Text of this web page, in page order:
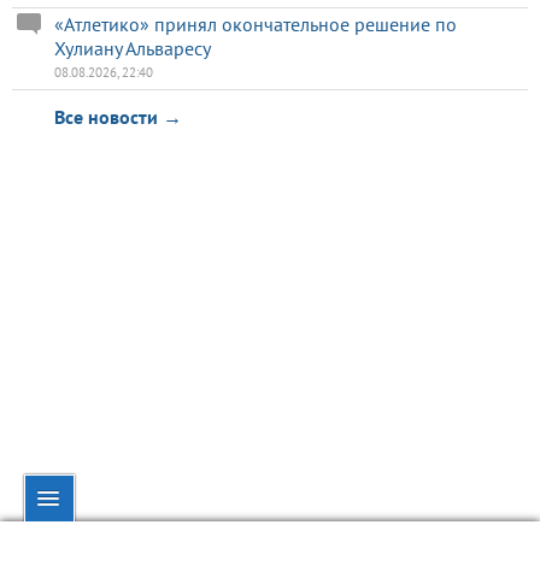
«Атлетико» принял окончательное решение по
Хулиану Альваресу
08.08.2026, 22:40
Все новости →